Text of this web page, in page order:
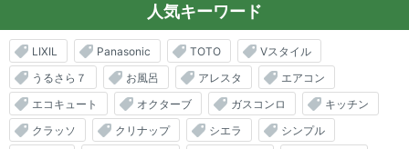
人気キーワード
LIXIL Panasonic TOTO
Vスタイル
うるさら７
お風呂 アレスタ
エアコン
エコキュート
オクターブ ガスコンロ
キッチン
クラッソ
クリナップ シエラ
シンプル